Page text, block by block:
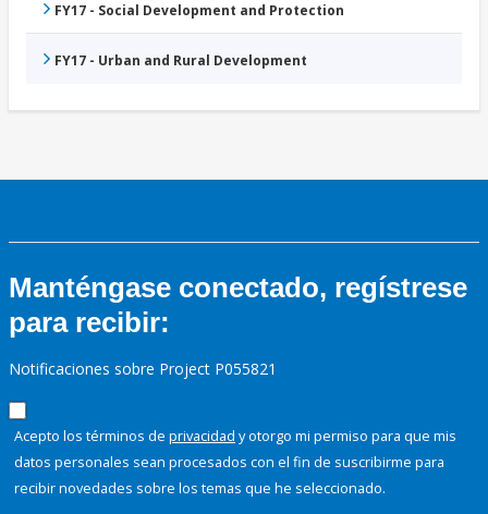
FY17 - Social Development and Protection
FY17 - Urban and Rural Development
Manténgase conectado, regístrese
para recibir:
Notificaciones sobre Project P055821
Acepto los términos de privacidad y otorgo mi permiso para que mis
datos personales sean procesados con el fin de suscribirme para
recibir novedades sobre los temas que he seleccionado.